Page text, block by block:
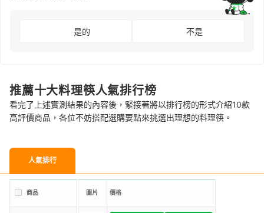
是的 不是
推薦十大料理筷人氣排行榜
看完了上述實測結果的內容後，緊接著將以排行榜的形式介紹10款
高評價商品，各位不妨搭配選購要點來挑選出理想的料理筷。
人氣排行
商品 圖片 價格